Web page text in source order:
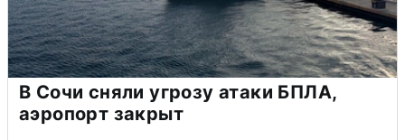
В Сочи сняли угрозу атаки БПЛА,
аэропорт закрыт